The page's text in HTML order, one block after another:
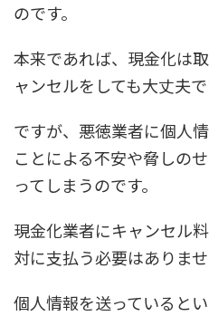
のです。
本来であれば、現金化は
ャンセルをしても大丈夫で
ですが、悪徳業者に個人
ことによる不安や脅しの
ってしまうのです。
現金化業者にキャンセル
対に支払う必要はありませ
個人情報を送っていると